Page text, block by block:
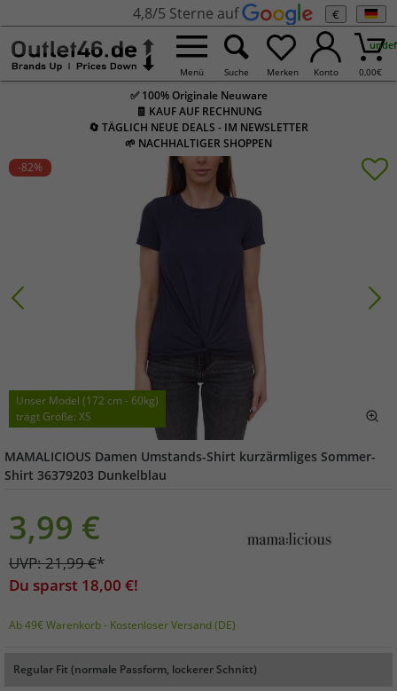
4,8/5 Sterne auf €
Menü Suche Merken Konto 0,00€
✅ 100% Originale Neuware
🧾 KAUF AUF RECHNUNG
🔄 TÄGLICH NEUE DEALS - IM NEWSLETTER
🌱 NACHHALTIGER SHOPPEN
-82%
Unser Model (172 cm - 60kg)
trägt Größe: XS
MAMALICIOUS Damen Umstands-Shirt kurzärmliges Sommer-
Shirt 36379203 Dunkelblau
3,99 €
UVP:21,99€*
Du sparst 18,00 €!
Ab 49€ Warenkorb - Kostenloser Versand (DE)
Regular Fit (normale Passform, lockerer Schnitt)